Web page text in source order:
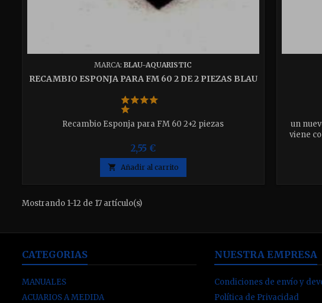
MARCA:BLAU-AQUARISTIC
RECAMBIO ESPONJA PARA FM 60 2 DE 2 PIEZAS BLAU
Recambio Esponja para FM 60 2+2 piezas
2,55 €
 Añadir al carrito
un
viene
La
agua
Mostrando 1-12 de 17 artículo(s)
CATEGORIAS
MANUALES
ACUARIOS A MEDIDA
NUESTRA EMPRESA
Condiciones de envío y
Política de Privacidad